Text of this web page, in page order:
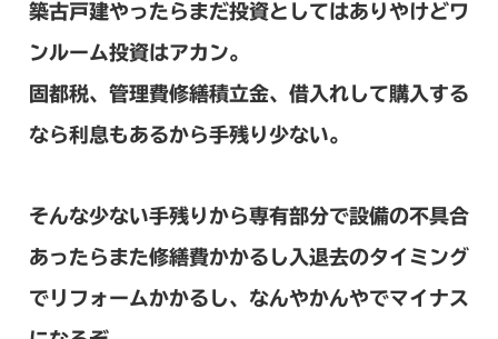
築古戸建やったらまだ投資としてはありやけどワ
ンルーム投資はアカン。
固都税、管理費修繕積立金、借入れして購入する
なら利息もあるから手残り少ない。
そんな少ない手残りから専有部分で設備の不具合
あったらまた修繕費かかるし入退去のタイミング
でリフォームかかるし、なんやかんやでマイナス